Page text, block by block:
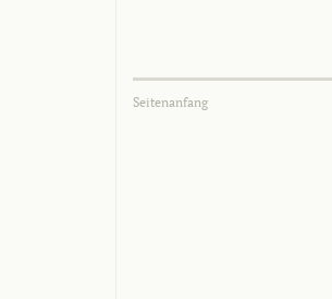
Seitenanfang